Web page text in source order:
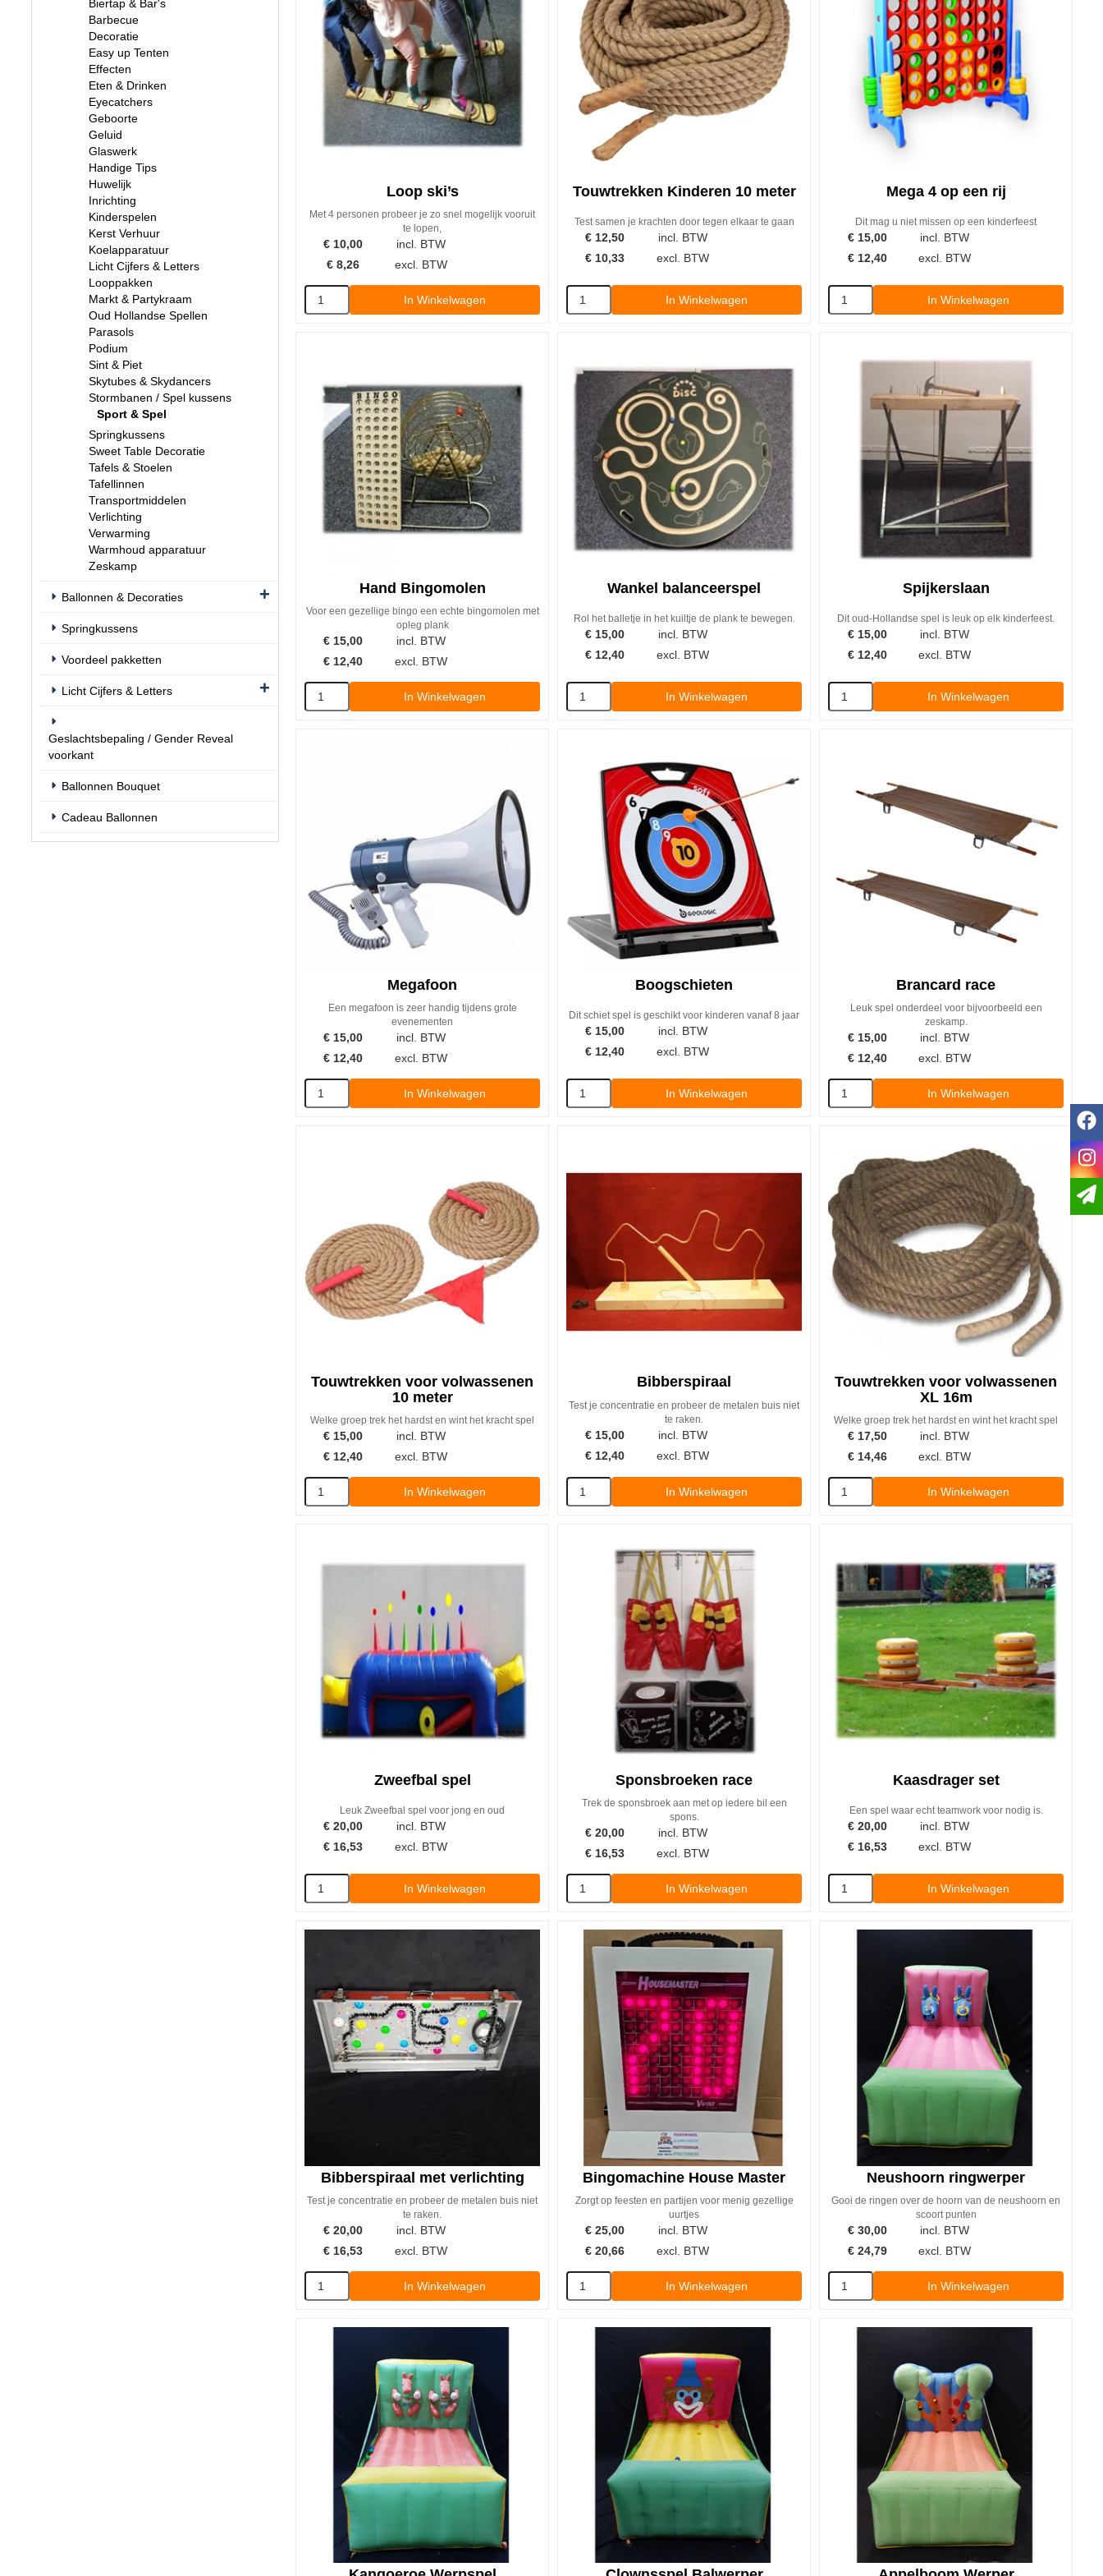
Biertap & Bar's
Barbecue
Decoratie
Easy up Tenten
Effecten
Eten & Drinken
Eyecatchers
Geboorte
Geluid
Glaswerk
Handige Tips
Huwelijk
Inrichting
Kinderspelen
Kerst Verhuur
Koelapparatuur
Licht Cijfers & Letters
Looppakken
Markt & Partykraam
Oud Hollandse Spellen
Parasols
Podium
Sint & Piet
Skytubes & Skydancers
Stormbanen / Spel kussens
Sport & Spel
Springkussens
Sweet Table Decoratie
Tafels & Stoelen
Tafellinnen
Transportmiddelen
Verlichting
Verwarming
Warmhoud apparatuur
Zeskamp
Ballonnen & Decoraties
Springkussens
Voordeel pakketten
Licht Cijfers & Letters
Geslachtsbepaling / Gender Reveal
voorkant
Ballonnen Bouquet
Cadeau Ballonnen
Loop ski’s
Met 4 personen probeer je zo snel mogelijk vooruit
te lopen,
€ 10,00
incl. BTW
€ 8,26 excl. BTW
In Winkelwagen
Touwtrekken Kinderen 10 meter
Test samen je krachten door tegen elkaar te gaan
€ 12,50
incl. BTW
€ 10,33 excl. BTW
In Winkelwagen
Mega 4 op een rij
Dit mag u niet missen op een kinderfeest
€ 15,00
incl. BTW
€ 12,40 excl. BTW
In Winkelwagen
Hand Bingomolen
Voor een gezellige bingo een echte bingomolen met
opleg plank
€ 15,00
incl. BTW
€ 12,40 excl. BTW
In Winkelwagen
Wankel balanceerspel
Rol het balletje in het kuiltje de plank te bewegen.
€ 15,00
incl. BTW
€ 12,40 excl. BTW
In Winkelwagen
Spijkerslaan
Dit oud-Hollandse spel is leuk op elk kinderfeest.
€ 15,00
incl. BTW
€ 12,40 excl. BTW
In Winkelwagen
Megafoon
Een megafoon is zeer handig tijdens grote
evenementen
€ 15,00
incl. BTW
€ 12,40 excl. BTW
In Winkelwagen
Boogschieten
Dit schiet spel is geschikt voor kinderen vanaf 8 jaar
€ 15,00
incl. BTW
€ 12,40 excl. BTW
In Winkelwagen
Brancard race
Leuk spel onderdeel voor bijvoorbeeld een
zeskamp.
€ 15,00
incl. BTW
€ 12,40 excl. BTW
In Winkelwagen
Touwtrekken voor volwassenen
10 meter
Welke groep trek het hardst en wint het kracht spel
€ 15,00
incl. BTW
€ 12,40 excl. BTW
In Winkelwagen
Bibberspiraal
Test je concentratie en probeer de metalen buis niet
te raken.
€ 15,00
incl. BTW
€ 12,40 excl. BTW
In Winkelwagen
Touwtrekken voor volwassenen
XL 16m
Welke groep trek het hardst en wint het kracht spel
€ 17,50
incl. BTW
€ 14,46 excl. BTW
In Winkelwagen
Zweefbal spel
Leuk Zweefbal spel voor jong en oud
€ 20,00
incl. BTW
€ 16,53 excl. BTW
In Winkelwagen
Sponsbroeken race
Trek de sponsbroek aan met op iedere bil een
spons.
€ 20,00
incl. BTW
€ 16,53 excl. BTW
In Winkelwagen
Kaasdrager set
Een spel waar echt teamwork voor nodig is.
€ 20,00
incl. BTW
€ 16,53 excl. BTW
In Winkelwagen
Bibberspiraal met verlichting
Test je concentratie en probeer de metalen buis niet
te raken.
€ 20,00
incl. BTW
€ 16,53 excl. BTW
In Winkelwagen
Bingomachine House Master
Zorgt op feesten en partijen voor menig gezellige
uurtjes
€ 25,00
incl. BTW
€ 20,66 excl. BTW
In Winkelwagen
Neushoorn ringwerper
Gooi de ringen over de hoorn van de neushoorn en
scoort punten
€ 30,00
incl. BTW
€ 24,79 excl. BTW
In Winkelwagen